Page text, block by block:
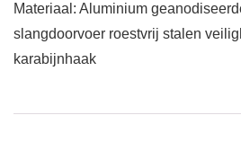
Materiaal: Aluminium
slangdoorvoer roestvrij stalen
karabijnhaak